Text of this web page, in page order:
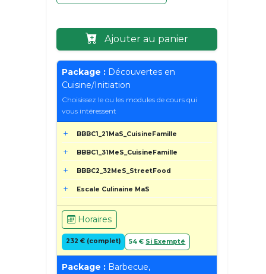
Ajouter au panier
Package : Découvertes en
Cuisine/Initiation
Choisissez le ou les modules de cours qui
vous intéressent
BBBC1_21MaS_CuisineFamille
BBBC1_31MeS_CuisineFamille
BBBC2_32MeS_StreetFood
Escale Culinaine MaS
Horaires
232 € (complet) 54 € Si Exempté
Package : Barbecue,